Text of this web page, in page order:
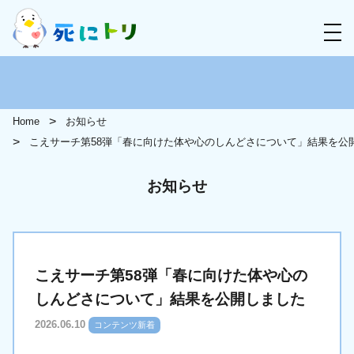
Home
お知らせ
こえサーチ第58弾「春に向けた体や心のしんどさについて」結果を公
お知らせ
こえサーチ第58弾「春に向けた体や心の
しんどさについて」結果を公開しました
2026.06.10 コンテンツ新着